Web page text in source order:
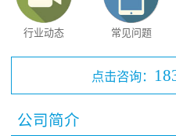
行业动态 常见问题
点击咨询：
公司简介